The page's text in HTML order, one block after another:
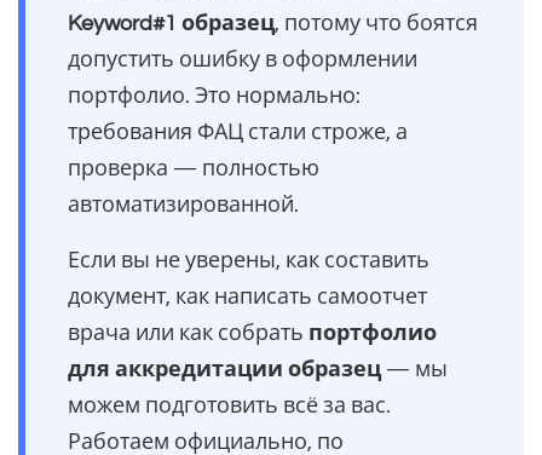
Keyword#1 образец, потому что боятся
допустить ошибку в оформлении
портфолио. Это нормально:
требования ФАЦ стали строже, а
проверка — полностью
автоматизированной.
Если вы не уверены, как составить
документ, как написать самоотчет
врача или как собрать портфолио
для аккредитации образец— мы
можем подготовить всё за вас.
Работаем официально, по